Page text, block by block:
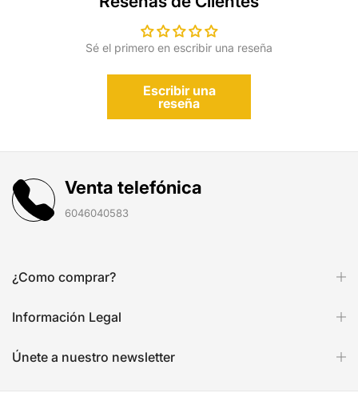
Sé el primero en escribir una reseña
Escribir una
reseña
Venta telefónica
6046040583
¿Como comprar?
Información Legal
Únete a nuestro newsletter